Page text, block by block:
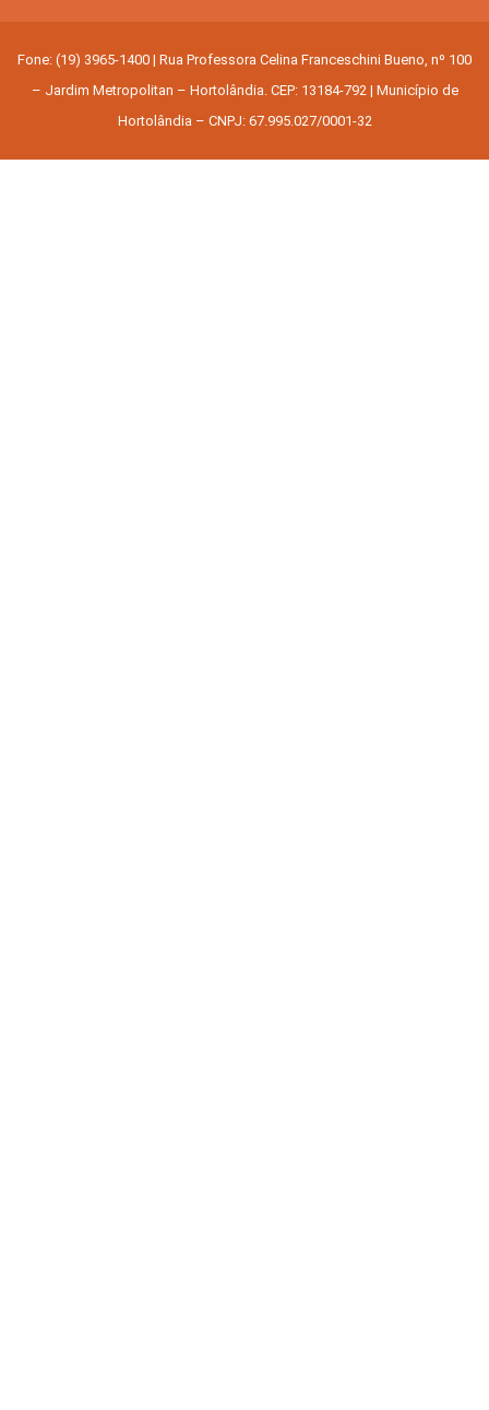
Fone: (19) 3965-1400 | Rua Professora Celina Franceschini Bueno, nº 100
– Jardim Metropolitan – Hortolândia. CEP: 13184-792 | Município de
Hortolândia – CNPJ: 67.995.027/0001-32